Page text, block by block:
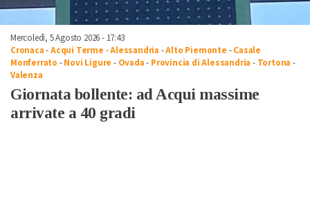
Mercoledì, 5 Agosto 2026 - 17:43
Cronaca-Acqui Terme -Alessandria -Alto Piemonte -Casale
Monferrato -Novi Ligure - Ovada- Provincia di Alessandria - Tortona -
Valenza
Giornata bollente: ad Acqui massime
arrivate a 40 gradi